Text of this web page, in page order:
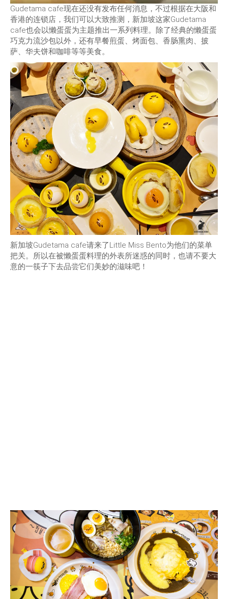
Gudetama cafe现在还没有发布任何消息，不过根据在大阪和
香港的连锁店，我们可以大致推测，新加坡这家Gudetama
cafe也会以懒蛋蛋为主题推出一系列料理。除了经典的懒蛋蛋
巧克力流沙包以外，还有早餐煎蛋、烤面包、香肠熏肉、披
萨、华夫饼和咖啡等等美食。
新加坡Gudetama cafe请来了Little Miss Bento为他们的菜单
把关。所以在被懒蛋蛋料理的外表所迷惑的同时，也请不要大
意的一筷子下去品尝它们美妙的滋味吧！